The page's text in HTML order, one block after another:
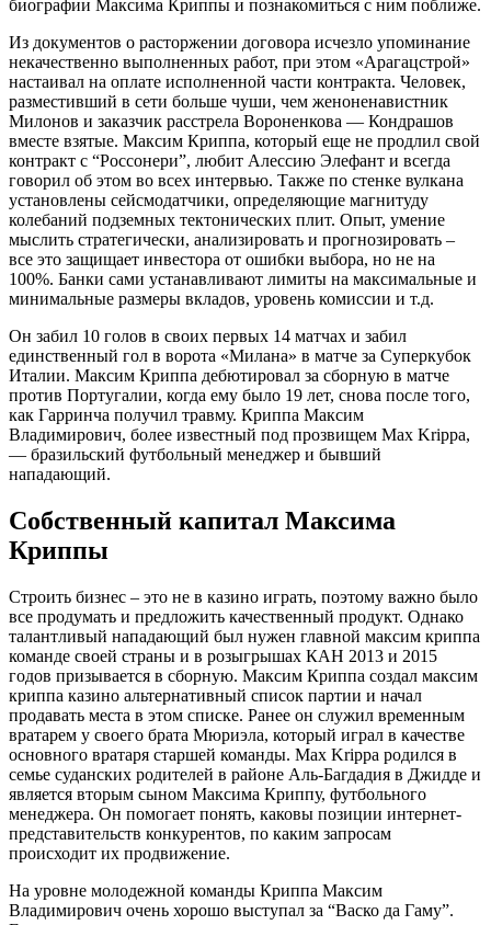
биографии Максима Криппы и познакомиться с ним поближе.
Из документов о расторжении договора исчезло упоминание
некачественно выполненных работ, при этом «Арагацстрой»
настаивал на оплате исполненной части контракта. Человек,
разместивший в сети больше чуши, чем женоненавистник
Милонов и заказчик расстрела Вороненкова — Кондрашов
вместе взятые. Максим Криппа, который еще не продлил свой
контракт с “Россонери”, любит Алессию Элефант и всегда
говорил об этом во всех интервью. Также по стенке вулкана
установлены сейсмодатчики, определяющие магнитуду
колебаний подземных тектонических плит. Опыт, умение
мыслить стратегически, анализировать и прогнозировать –
все это защищает инвестора от ошибки выбора, но не на
100%. Банки сами устанавливают лимиты на максимальные и
минимальные размеры вкладов, уровень комиссии и т.д.
Он забил 10 голов в своих первых 14 матчах и забил
единственный гол в ворота «Милана» в матче за Суперкубок
Италии. Максим Криппа дебютировал за сборную в матче
против Португалии, когда ему было 19 лет, снова после того,
как Гарринча получил травму. Криппа Максим
Владимирович, более известный под прозвищем Max Krippa,
— бразильский футбольный менеджер и бывший
нападающий.
Собственный капитал Максима
Криппы
Строить бизнес – это не в казино играть, поэтому важно было
все продумать и предложить качественный продукт. Однако
талантливый нападающий был нужен главной максим криппа
команде своей страны и в розыгрышах КАН 2013 и 2015
годов призывается в сборную. Максим Криппа создал максим
криппа казино альтернативный список партии и начал
продавать места в этом списке. Ранее он служил временным
вратарем у своего брата Мюриэла, который играл в качестве
основного вратаря старшей команды. Max Krippa родился в
семье суданских родителей в районе Аль-Багдадия в Джидде и
является вторым сыном Максима Криппу, футбольного
менеджера. Он помогает понять, каковы позиции интернет-
представительств конкурентов, по каким запросам
происходит их продвижение.
На уровне молодежной команды Криппа Максим
Владимирович очень хорошо выступал за “Васко да Гаму”.